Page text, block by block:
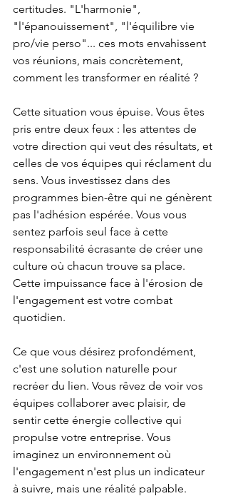
certitudes. "L'harmonie",
"l'épanouissement", "l'équilibre vie
pro/vie perso"... ces mots envahissent
vos réunions, mais concrètement,
comment les transformer en réalité ?
Cette situation vous épuise. Vous êtes
pris entre deux feux : les attentes de
votre direction qui veut des résultats, et
celles de vos équipes qui réclament du
sens. Vous investissez dans des
programmes bien-être qui ne génèrent
pas l'adhésion espérée. Vous vous
sentez parfois seul face à cette
responsabilité écrasante de créer une
culture où chacun trouve sa place.
Cette impuissance face à l'érosion de
l'engagement est votre combat
quotidien.
Ce que vous désirez profondément,
c'est une solution naturelle pour
recréer du lien. Vous rêvez de voir vos
équipes collaborer avec plaisir, de
sentir cette énergie collective qui
propulse votre entreprise. Vous
imaginez un environnement où
l'engagement n'est plus un indicateur
à suivre, mais une réalité palpable.